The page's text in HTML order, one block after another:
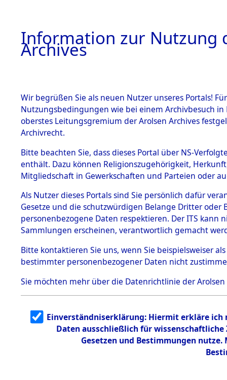
BESTÄNDE
1.
mente
5. Verschiedenes
5.3
Todesmärsche
5.3.1 Alliierte
Erhebungen
zu
Todesmärsch
en
5.3.2
g
5.3.3
Todesmärsch
Fronberg.
0066
Information zur Nutzung
Archives
Wir begrüßen Sie als neuen Nutzer unseres Portals!
Nutzungsbedingungen wie bei einem Archivbesuch
oberstes Leitungsgremium der Arolsen Archives
Archivrecht.
Bitte beachten Sie, dass dieses Portal über NS-
enthält. Dazu können Religionszugehörigkeit,
Mitgliedschaft in Gewerkschaften und Parteien oder
Als Nutzer dieses Portals sind Sie persönlich dafür
Gesetze und die schutzwürdigen Belange Dritter
personenbezogene Daten respektieren. Der ITS
Sammlungen erscheinen, verantwortlich gemacht
Bitte kontaktieren Sie uns, wenn Sie beispielsweiser
bestimmter personenbezogener Daten nicht
Sie möchten mehr über die Datenrichtlinie der Arolsen
Einverständniserklärung: Hiermit erkläre ich
Daten ausschließlich für
Gesetzen und Bestimmungen